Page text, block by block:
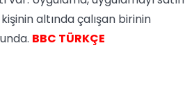
altında çalışan birinin
BBC TÜRKÇE